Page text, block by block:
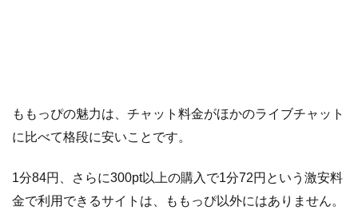
ももっぴの魅力は、チャット料金がほかのライブチャット
に比べて格段に安いことです。
1分84円、さらに300pt以上の購入で1分72円という激安料
金で利用できるサイトは、ももっぴ以外にはありません。